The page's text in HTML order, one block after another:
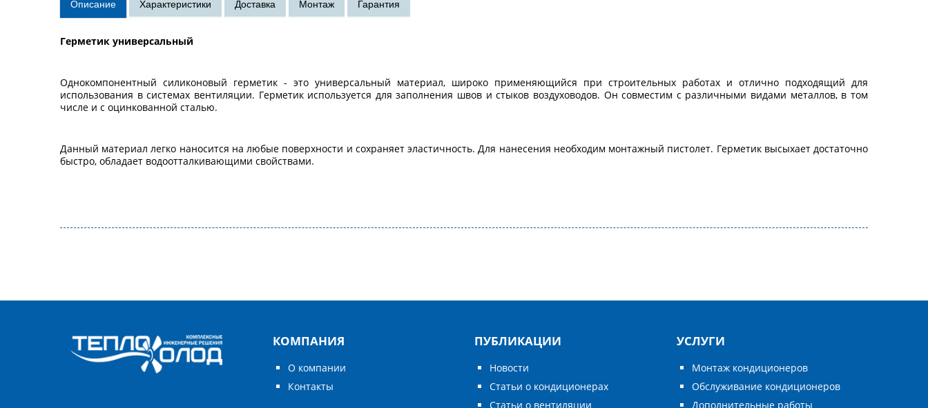
Герметик универсальный
Однокомпонентный силиконовый герметик - это универсальный материал, широко применяющийся при строительных работах и отлично подходящий для
использования в системах вентиляции. Герметик используется для заполнения швов и стыков воздуховодов. Он совместим с различными видами металлов, в том
числе и с оцинкованной сталью.
Данный материал легко наносится на любые поверхности и сохраняет эластичность. Для нанесения необходим монтажный пистолет. Герметик высыхает достаточно
быстро, обладает водоотталкивающими свойствами.
КОМПАНИЯ
О компании
Контакты
ПУБЛИКАЦИИ
Новости
Статьи о кондиционерах
Статьи о вентиляции
УСЛУГИ
Монтаж кондиционеров
Обслуживание кондиционеров
Дополнительные работы